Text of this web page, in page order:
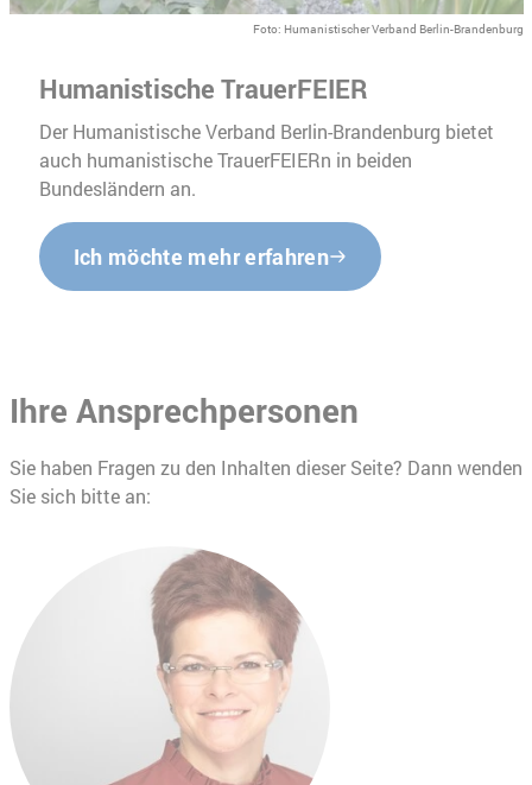
Foto: Humanistischer Verband Berlin-Brandenburg
Humanistische TrauerFEIER
Der Humanistische Verband Berlin-Brandenburg bietet
auch humanistische TrauerFEIERn in beiden
Bundesländern an.
Ich möchte mehr erfahren
Ihre Ansprechpersonen
Sie haben Fragen zu den Inhalten dieser Seite? Dann wenden
Sie sich bitte an: